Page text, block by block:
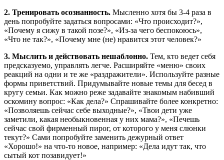
2. Тренировать осознанность. Мысленно хотя бы 3-4 раза в
день попробуйте задаться вопросами: «Что происходит?»,
«Почему я сижу в такой позе?», «Из-за чего беспокоюсь»,
«Что не так?», «Почему мне (не) нравится этот человек?»
3. Мыслить и действовать нешаблонно. Тем, кто ведет себя
предсказуемо, управлять легче. Расширяйте «меню» своих
реакций на одни и те же «раздражители». Используйте разные
формы приветствий. Придумывайте новые темы для бесед в
кругу семьи. Как можно реже задавайте знакомым набивший
оскомину вопрос: «Как дела?» Спрашивайте более конкретно:
«Позволяешь сейчас себе выходные?», «Твои дети уже
заметили, какая необыкновенная у них мама?», «Печешь
сейчас свой фирменный пирог, от которого у меня слюнки
текут?» Сами попробуйте заменить дежурный ответ
«Хорошо!» на что-то новое, например: «Дела идут так, что
сытый кот позавидует!»